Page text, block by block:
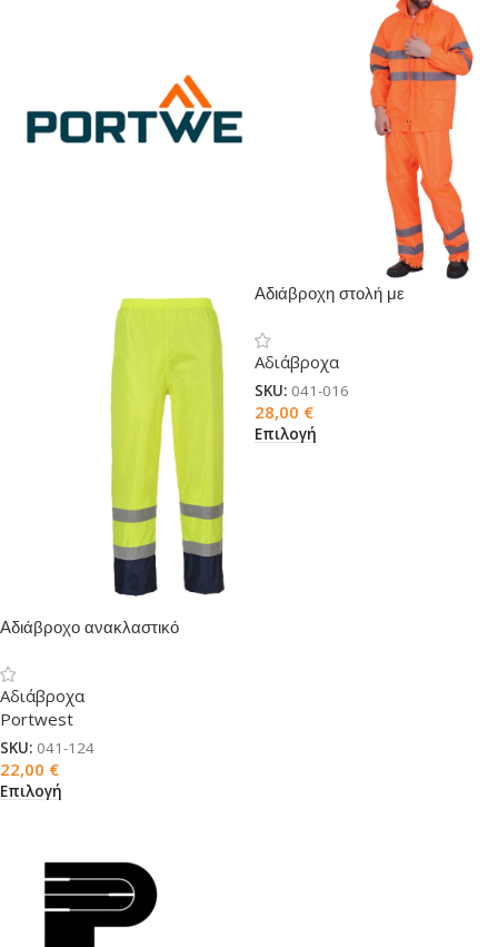
Αδιάβροχο ανακλαστικό
Traffic
Αδιάβροχα
Portwest
SKU: 041-124
22,00 €
Επιλογή
Αδιάβροχη στολή με
Αδιάβροχα
SKU: 041-016
28,00 €
Επιλογή